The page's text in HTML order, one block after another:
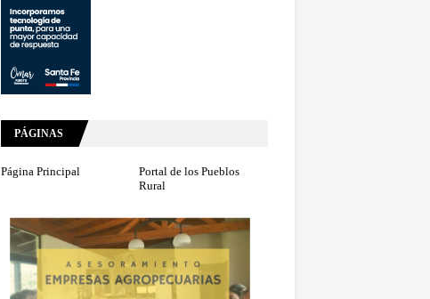
PÁGINAS
Página Principal
Portal de los Pueblos
Rural